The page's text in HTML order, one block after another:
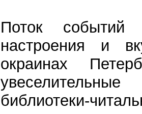
Поток событий
настроения и
окраинах
библиотеки-